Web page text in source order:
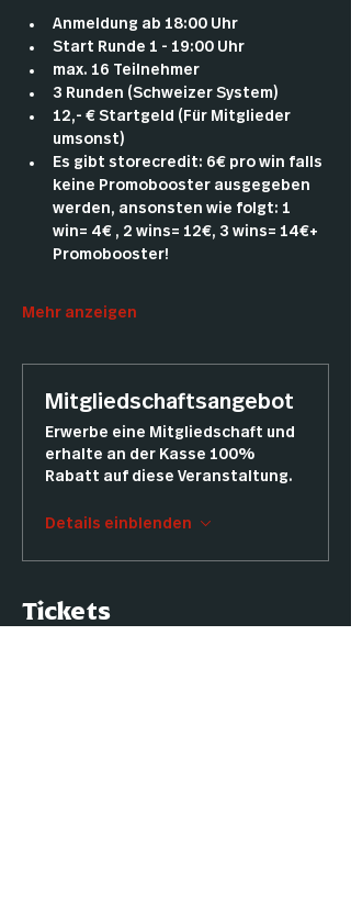
Anmeldung ab 18:00 Uhr
Start Runde 1 - 19:00 Uhr
max. 16 Teilnehmer
3 Runden (Schweizer System)
12,- € Startgeld (Für Mitglieder
umsonst)
Es gibt storecredit: 6€ pro win falls
keine Promobooster ausgegeben
werden, ansonsten wie folgt: 1
win= 4€ , 2 wins= 12€, 3 wins= 14€+
Promobooster!
Mehr anzeigen
Mitgliedschaftsangebot
Erwerbe eine Mitgliedschaft und
erhalte an der Kasse 100%
Rabatt auf diese Veranstaltung.
Details einblenden
Tickets